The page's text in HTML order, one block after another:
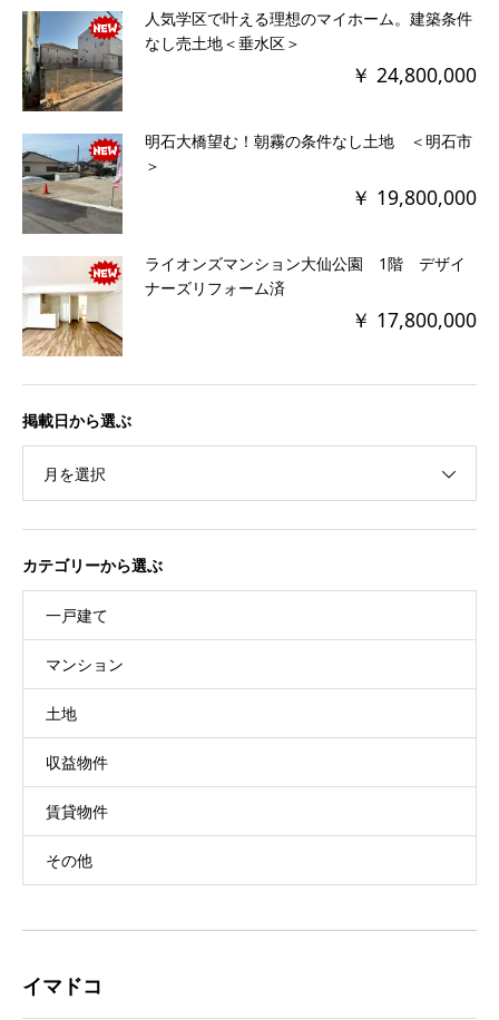
人気学区で叶える理想のマイホーム。建築条件
なし売土地＜垂水区＞
￥ 24,800,000
明石大橋望む！朝霧の条件なし土地 ＜明石市
＞
￥ 19,800,000
ライオンズマンション大仙公園 1階 デザイ
ナーズリフォーム済
￥ 17,800,000
掲載日から選ぶ
月を選択
カテゴリーから選ぶ
一戸建て
マンション
土地
収益物件
賃貸物件
その他
イマドコ